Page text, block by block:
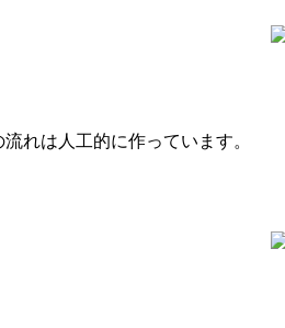
れは人工的に作っています。